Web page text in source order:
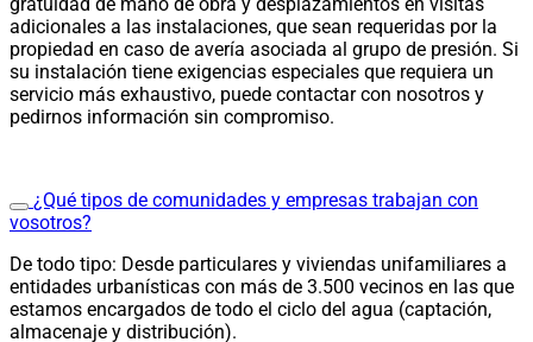
gratuidad de mano de obra y desplazamientos en visitas
adicionales a las instalaciones, que sean requeridas por la
propiedad en caso de avería asociada al grupo de presión. Si
su instalación tiene exigencias especiales que requiera un
servicio más exhaustivo, puede contactar con nosotros y
pedirnos información sin compromiso.
¿Qué tipos de comunidades y empresas trabajan con
vosotros?
De todo tipo: Desde particulares y viviendas unifamiliares a
entidades urbanísticas con más de 3.500 vecinos en las que
estamos encargados de todo el ciclo del agua (captación,
almacenaje y distribución).